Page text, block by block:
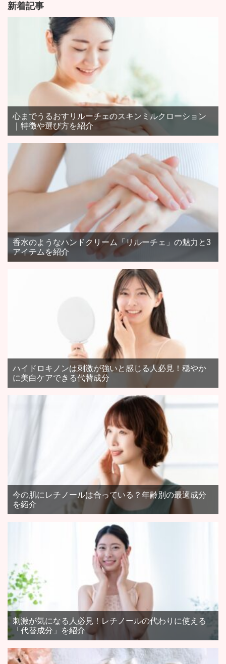
新着記事
心までうるおすリルーチェのスキンミルクローション
｜特徴や選び方を紹介
香水のようなハンドクリーム「リルーチェ」の魅力と3
アイテムを紹介
ハイドロキノンは刺激が強いと感じる人必見！穏やか
に美白ケアできる代替成分
今の肌にレチノールは合っている？年齢別の最適成分
を紹介
刺激が気になる人必見！レチノールの代わりに使える
「代替成分」を紹介